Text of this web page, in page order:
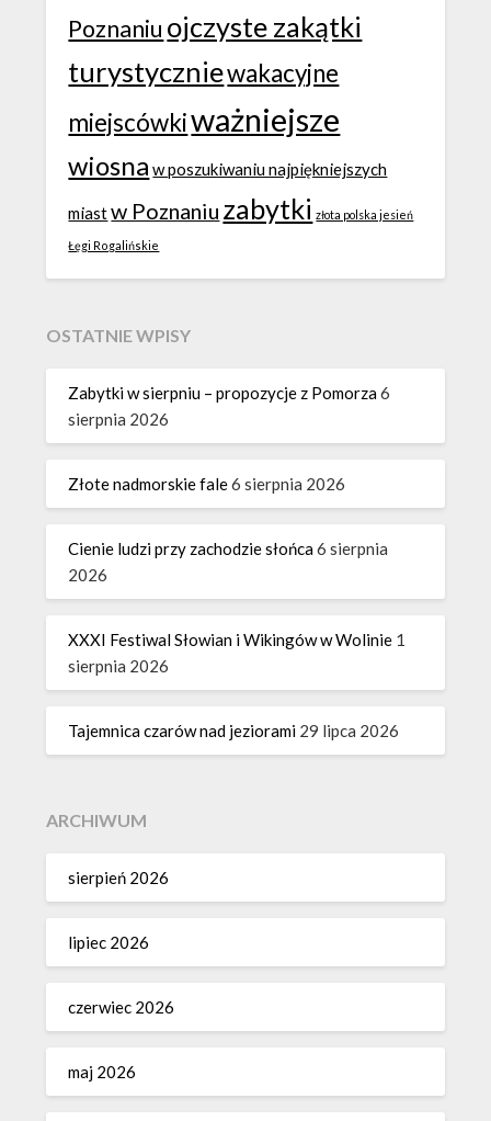
Poznaniu ojczyste zakątki
turystyczniewakacyjne
miejscówkiważniejsze
wiosna w poszukiwaniu najpiękniejszych
miastw Poznaniu zabytki złota polska jesień
Łęgi Rogalińskie
OSTATNIE WPISY
Zabytki w sierpniu – propozycje z Pomorza6
sierpnia 2026
Złote nadmorskie fale6 sierpnia 2026
Cienie ludzi przy zachodzie słońca6 sierpnia
2026
XXXI Festiwal Słowian i Wikingów w Wolinie 1
sierpnia 2026
Tajemnica czarów nad jeziorami 29 lipca 2026
ARCHIWUM
sierpień 2026
lipiec 2026
czerwiec 2026
maj 2026